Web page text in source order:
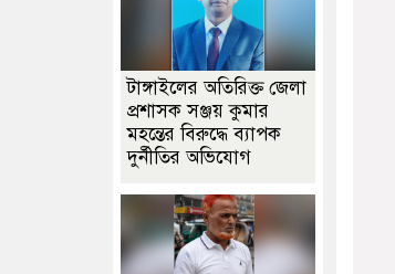
টাঙ্গাইলের অতিরিক্ত জেলা
প্রশাসক সঞ্জয় কুমার
মহন্তের বিরুদ্ধে ব্যাপক
দুর্নীতির অভিযোগ